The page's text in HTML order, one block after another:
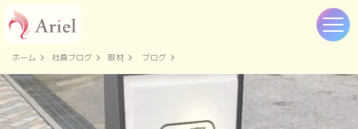
ホーム 社員ブログ 取材 ブログ